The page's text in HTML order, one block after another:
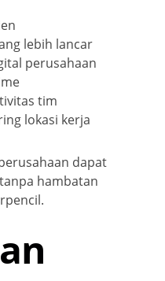
lebih lancar
perusahaan
tim
lokasi kerja
dapat
hambatan